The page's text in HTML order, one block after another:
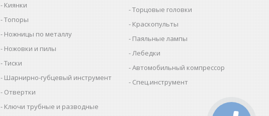
Киянки
Топоры
Ножницы по металлу
Ножовки и пилы
Тиски
Шарнирно-губцевый инструмент
Отвертки
Ключи трубные и разводные
Торцовые головки
Краскопульты
Паяльные лампы
Лебедки
Автомобильный компрессор
Спец.инструмент